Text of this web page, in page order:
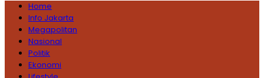
Home
Info Jakarta
Megapolitan
Nasional
Politik
Ekonomi